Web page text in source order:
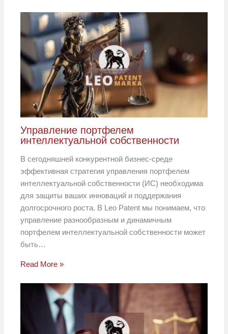
Управление портфелем
интеллектуальной собственности
В сегодняшней конкурентной бизнес-среде
эффективная стратегия управления портфелем
интеллектуальной собственности (ИС) необходима
для защиты ваших инноваций и поддержания
долгосрочного роста. В Leo Patent мы понимаем, что
управление разнообразным и динамичным
портфелем интеллектуальной собственности может
быть…
Read More »